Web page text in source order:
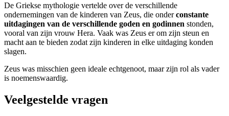
De Griekse mythologie vertelde over de verschillende
ondernemingen van de kinderen van Zeus, die onderconstante
uitdagingen van de verschillende goden en godinnen stonden,
vooral van zijn vrouw Hera. Vaak was Zeus er om zijn steun en
macht aan te bieden zodat zijn kinderen in elke uitdaging konden
slagen.
Zeus was misschien geen ideale echtgenoot, maar zijn rol als vader
is noemenswaardig.
Veelgestelde vragen